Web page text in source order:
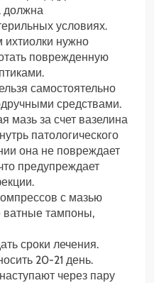
должна
условиях.
нужно
поврежденную
самостоятельно
средствами.
мазь за счет вазелина
патологического
она не повреждает
предупреждает
с мазью
ватные тампоны,
сроки лечения.
20-21 день.
через пару